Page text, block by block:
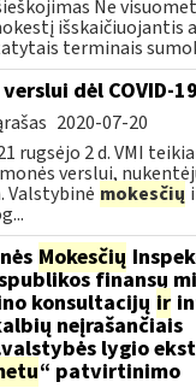
Ne
išskaičiuojantis
terminais
dėl COVID-19
2020-07-20
rugsėjo 2 d. VMI
verslui,
Valstybinė mokesčių
Mokesčių
finansų
konsultacijų ir
neįrašančiais
lygio
“ patvirtinimo